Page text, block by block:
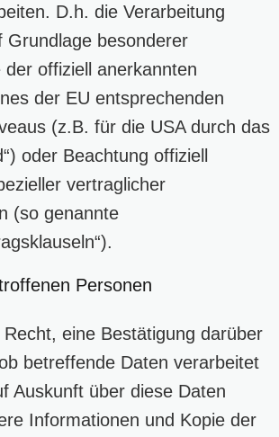
D.h. die Verarbeitung
Grundlage besonderer
der offiziell anerkannten
der EU entsprechenden
(z.B. für die USA durch das
oder Beachtung offiziell
vertraglicher
(so genannte
Personen
eine Bestätigung darüber
betreffende Daten verarbeitet
Auskunft über diese Daten
Informationen und Kopie der